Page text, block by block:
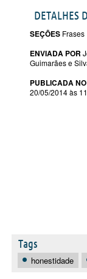
DETALHES
SEÇÕES Frases
ENVIADA POR
Guimarães e
PUBLICADA
20/05/2014 às
Tags
honestidade